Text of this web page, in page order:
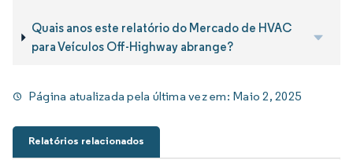
Quais anos este relatório do Mercado de HVAC
para Veículos Off-Highway abrange?
Página atualizada pela última vez em: Maio 2, 2025
Relatórios relacionados